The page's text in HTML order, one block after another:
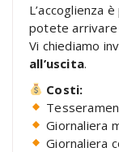
L’accoglienza
potete arrivare
Vi chiediamo
all’uscita.
Costi:
Giornaliera
Giornaliera